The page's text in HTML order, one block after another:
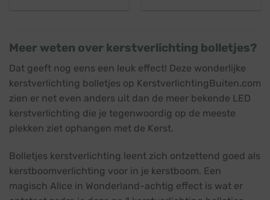
Meer weten over kerstverlichting bolletjes?
Dat geeft nog eens een leuk effect! Deze wonderlijke
kerstverlichting bolletjes op KerstverlichtingBuiten.com
zien er net even anders uit dan de meer bekende LED
kerstverlichting die je tegenwoordig op de meeste
plekken ziet ophangen met de Kerst.
Bolletjes kerstverlichting leent zich ontzettend goed als
kerstboomverlichting voor in je kerstboom. Een
magisch Alice in Wonderland-achtig effect is wat er